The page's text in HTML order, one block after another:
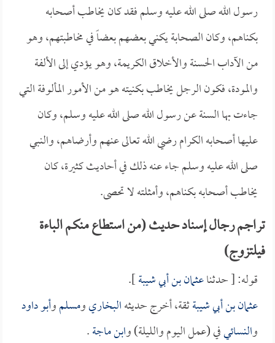
رسول الله صلى الله عليه وسلم فقد كان يخاطب أصحابه
بكناهم، وكان الصحابة يكني بعضهم بعضاً في مخاطبتهم، وهو
من الآداب الحسنة والأخلاق الكريمة، وهو يؤدي إلى الألفة
والمودة، فكون الرجل يخاطب بكنيته هو من الأمور المألوفة التي
جاءت بها السنة عن رسول الله صلى الله عليه وسلم، وكان
عليها أصحابه الكرام رضي الله تعالى عنهم وأرضاهم، والنبي
صلى الله عليه وسلم جاء عنه ذلك في أحاديث كثيرة، كان
يخاطب أصحابه بكناهم، وأمثلته لا تحصى.
تراجم رجال إسناد حديث (من استطاع منكم الباءة
فيلتزوج)
قوله: [ حدثناعثمان بن أبي شيبة].
عثمان بن أبي شيبةثقة، أخرج حديثهالبخاريومسلموأبو داود
والنسائيفي (عمل اليوم والليلة) وابن ماجة.